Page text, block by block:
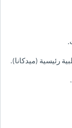
رئيسية (ميدكانا).